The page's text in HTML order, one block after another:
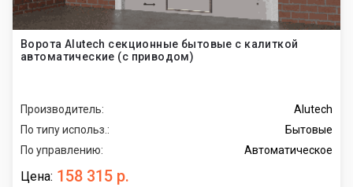
Ворота Alutech секционные бытовые с калиткой
автоматические (с приводом)
Производитель:
Alutech
По типу использ.:
Бытовые
По управлению:
Автоматическое
Цена: 158 315 р.